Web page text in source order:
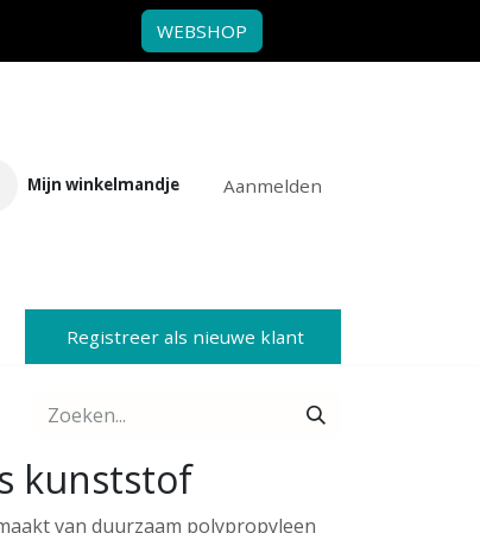
WEBSHOP
Mijn winkelmandje Aanmelden
Registreer als nieuwe klant
kunststof
van duurzaam polypropyleen